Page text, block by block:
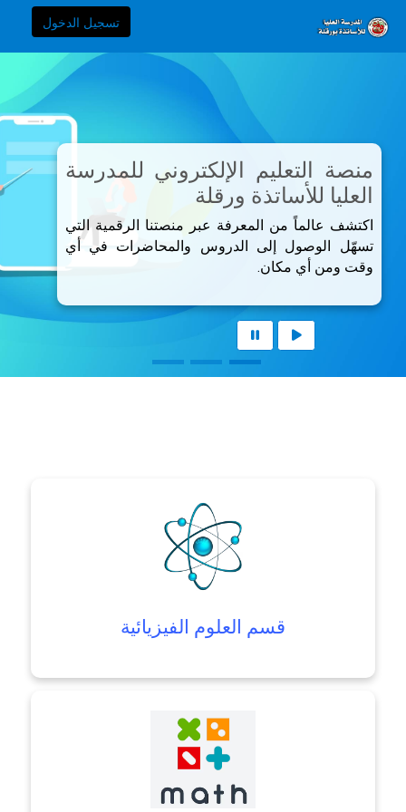
E-Learning - Ecole Normale Supérieure de Ouargla الصفحة الرئيسيةتسجيل الدخول
هذه مكتبة بشرائح ذاتية الدوران. قم بتنشيط أي من الأزرار لتعطيل
منصة التعليم الإلكتروني للمدرسة
العليا للأساتذة ورقلة
اكتشف عالماً من المعرفة عبر منصتنا الرقمية التي
تسهّل الوصول إلى الدروس والمحاضرات في أي
وقت ومن أي مكان.
قسم العلوم الفيزيائية